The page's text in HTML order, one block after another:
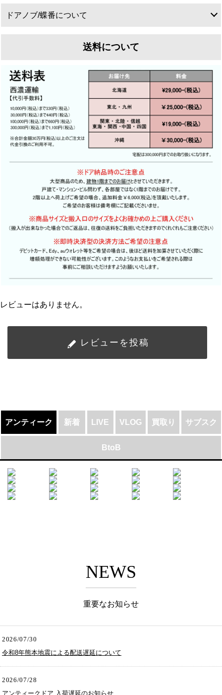
なく
ウェリントンでは全てのドアに標準修理として
直角直線出しと古金物の埋め木をおすすめしておりま
す
塗装について
現状のペンキを剥離し、下地を整えた上で再塗装を行
います
ウェリントンでは下地処理にこだわり1枚1枚丁寧に剥
離を行います
ドアノブ/蝶番について
送料について
レビューはありません。
レビューを投稿
アンティーク 新着 LIVE VLOG 買取り サブスク
BtoB
NEWS
重要なお知らせ
2026/07/30
令和8年熊本地震による配送遅延について
2026/07/28
アンティークドア 入荷遅延のお知らせ